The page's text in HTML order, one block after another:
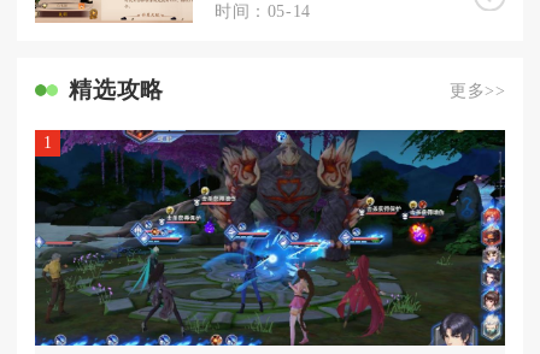
时间：05-14
精选攻略 更多>>
1